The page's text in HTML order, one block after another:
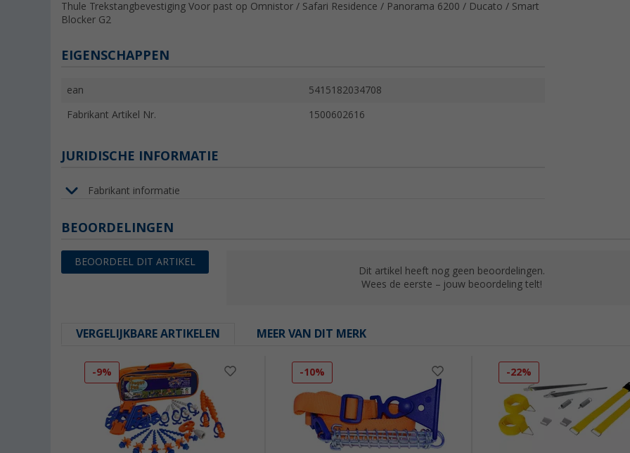
Thule Trekstangbevestiging Voor past op Omnistor / Safari Residence / Panorama 6200 / Ducato / Smart
Blocker G2
EIGENSCHAPPEN
ean 5415182034708
Fabrikant Artikel Nr. 1500602616
JURIDISCHE INFORMATIE
Fabrikant informatie
BEOORDELINGEN
BEOORDEEL DIT ARTIKEL
Dit artikel heeft nog geen beoordelingen.
Wees de eerste – jouw beoordeling telt!
VERGELIJKBARE ARTIKELEN MEER VAN DIT MERK
-9% -10% -22%